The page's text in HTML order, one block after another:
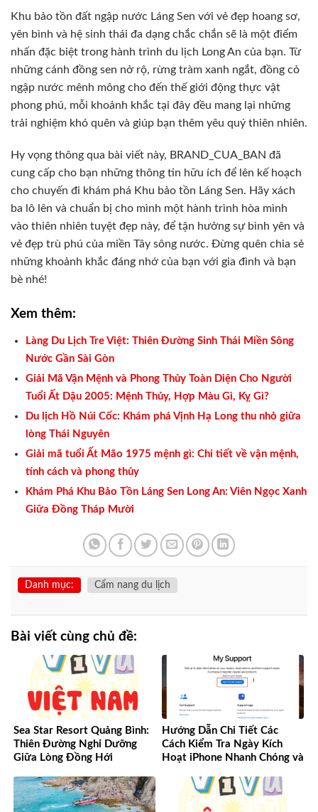
Khu bảo tồn đất ngập nước Láng Sen với vẻ đẹp hoang sơ,
yên bình và hệ sinh thái đa dạng chắc chắn sẽ là một điểm
nhấn đặc biệt trong hành trình du lịch Long An của bạn. Từ
những cánh đồng sen nở rộ, rừng tràm xanh ngắt, đồng cỏ
ngập nước mênh mông cho đến thế giới động thực vật
phong phú, mỗi khoảnh khắc tại đây đều mang lại những
trải nghiệm khó quên và giúp bạn thêm yêu quý thiên nhiên.
Hy vọng thông qua bài viết này, BRAND_CUA_BAN đã
cung cấp cho bạn những thông tin hữu ích để lên kế hoạch
cho chuyến đi khám phá Khu bảo tồn Láng Sen. Hãy xách
ba lô lên và chuẩn bị cho mình một hành trình hòa mình
vào thiên nhiên tuyệt đẹp này, để tận hưởng sự bình yên và
vẻ đẹp trù phú của miền Tây sông nước. Đừng quên chia sẻ
những khoảnh khắc đáng nhớ của bạn với gia đình và bạn
bè nhé!
Xem thêm:
Làng Du Lịch Tre Việt: Thiên Đường Sinh Thái Miền Sông
Nước Gần Sài Gòn
Giải Mã Vận Mệnh và Phong Thủy Toàn Diện Cho Người
Tuổi Ất Dậu 2005: Mệnh Thủy, Hợp Màu Gì, Kỵ Gì?
Du lịch Hồ Núi Cốc: Khám phá Vịnh Hạ Long thu nhỏ giữa
lòng Thái Nguyên
Giải mã tuổi Ất Mão 1975 mệnh gì: Chi tiết về vận mệnh,
tính cách và phong thủy
Khám Phá Khu Bảo Tồn Láng Sen Long An: Viên Ngọc Xanh
Giữa Đồng Tháp Mười
Danh mục: Cẩm nang du lịch
Bài viết cùng chủ đề:
Sea Star Resort Quảng Bình:
Thiên Đường Nghỉ Dưỡng
Giữa Lòng Đồng Hới
Hướng Dẫn Chi Tiết Các
Cách Kiểm Tra Ngày Kích
Hoạt iPhone Nhanh Chóng và